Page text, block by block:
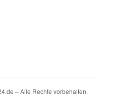
– Alle Rechte vorbehalten.